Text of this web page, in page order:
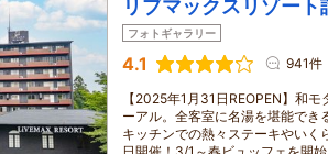
リブマックスリゾー
フォトギャラリー
4.1 941件
【2025年1月31日REOPEN】和
ーアル。全客室に名湯を堪能でき
キッチンでの熱々ステーキやいく